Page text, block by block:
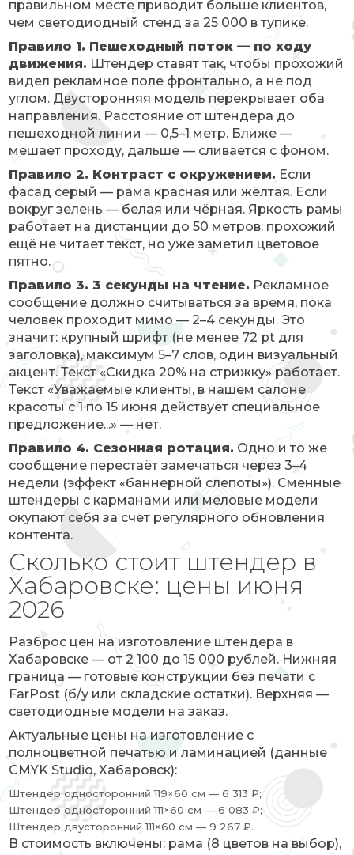
правильном месте приводит больше клиентов,
чем светодиодный стенд за 25 000 в тупике.
Правило 1. Пешеходный поток — по ходу
движения. Штендер ставят так, чтобы прохожий
видел рекламное поле фронтально, а не под
углом. Двусторонняя модель перекрывает оба
направления. Расстояние от штендера до
пешеходной линии — 0,5–1 метр. Ближе —
мешает проходу, дальше — сливается с фоном.
Правило 2. Контраст с окружением. Если
фасад серый — рама красная или жёлтая. Если
вокруг зелень — белая или чёрная. Яркость рамы
работает на дистанции до 50 метров: прохожий
ещё не читает текст, но уже заметил цветовое
пятно.
Правило 3. 3 секунды на чтение. Рекламное
сообщение должно считываться за время, пока
человек проходит мимо — 2–4 секунды. Это
значит: крупный шрифт (не менее 72 pt для
заголовка), максимум 5–7 слов, один визуальный
акцент. Текст «Скидка 20% на стрижку» работает.
Текст «Уважаемые клиенты, в нашем салоне
красоты с 1 по 15 июня действует специальное
предложение...» — нет.
Правило 4. Сезонная ротация. Одно и то же
сообщение перестаёт замечаться через 3–4
недели (эффект «баннерной слепоты»). Сменные
штендеры с карманами или меловые модели
окупают себя за счёт регулярного обновления
контента.
Сколько стоит штендер в
Хабаровске: цены июня
2026
Разброс цен на изготовление штендера в
Хабаровске — от 2 100 до 15 000 рублей. Нижняя
граница — готовые конструкции без печати с
FarPost (б/у или складские остатки). Верхняя —
светодиодные модели на заказ.
Актуальные цены на изготовление с
полноцветной печатью и ламинацией (данные
CMYK Studio, Хабаровск):
Штендер односторонний 119×60 см — 6 313 ₽;
Штендер односторонний 111×60 см — 6 083 ₽;
Штендер двусторонний 111×60 см — 9 267 ₽.
В стоимость включены: рама (8 цветов на выбор),